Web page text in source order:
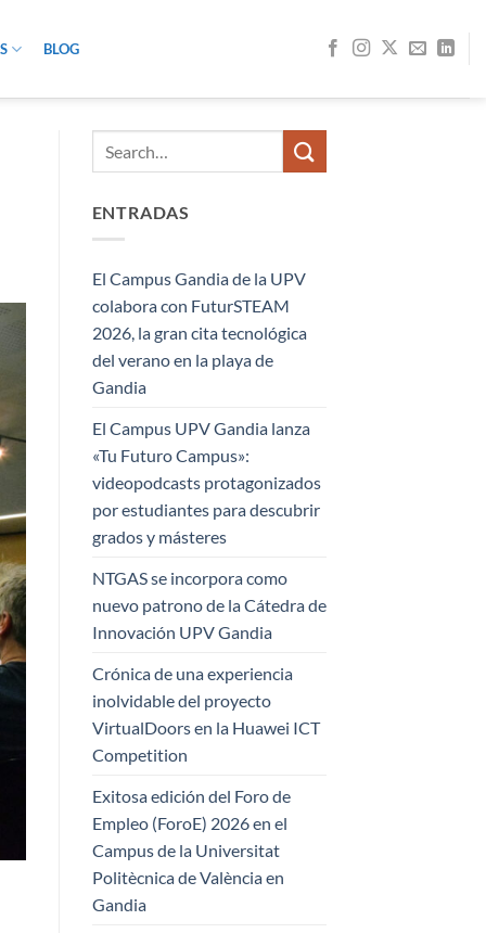
BLOG
ENTRADAS
El Campus Gandia de la UPV
colabora con FuturSTEAM
2026, la gran cita tecnológica
del verano en la playa de
Gandia
El Campus UPV Gandia lanza
«Tu Futuro Campus»:
videopodcasts protagonizados
por estudiantes para descubrir
grados y másteres
NTGAS se incorpora como
nuevo patrono de la Cátedra de
Innovación UPV Gandia
Crónica de una experiencia
inolvidable del proyecto
VirtualDoors en la Huawei ICT
Competition
Exitosa edición del Foro de
Empleo (ForoE) 2026 en el
Campus de la Universitat
Politècnica de València en
Gandia